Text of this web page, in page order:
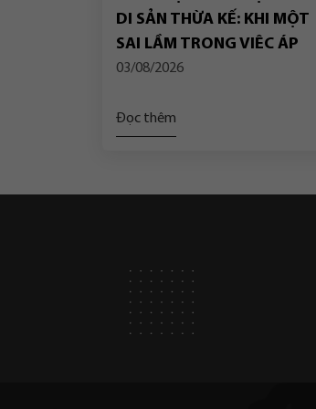
DI SẢN THỪA KẾ: KHI MỘT
SAI LẦM TRONG VIỆC ÁP
DỤNG QUY ĐỊNH CHUYỂN
TOÀN BỘ BẢN ÁN SƠ THẨM
03/08/2026
Đọc thêm